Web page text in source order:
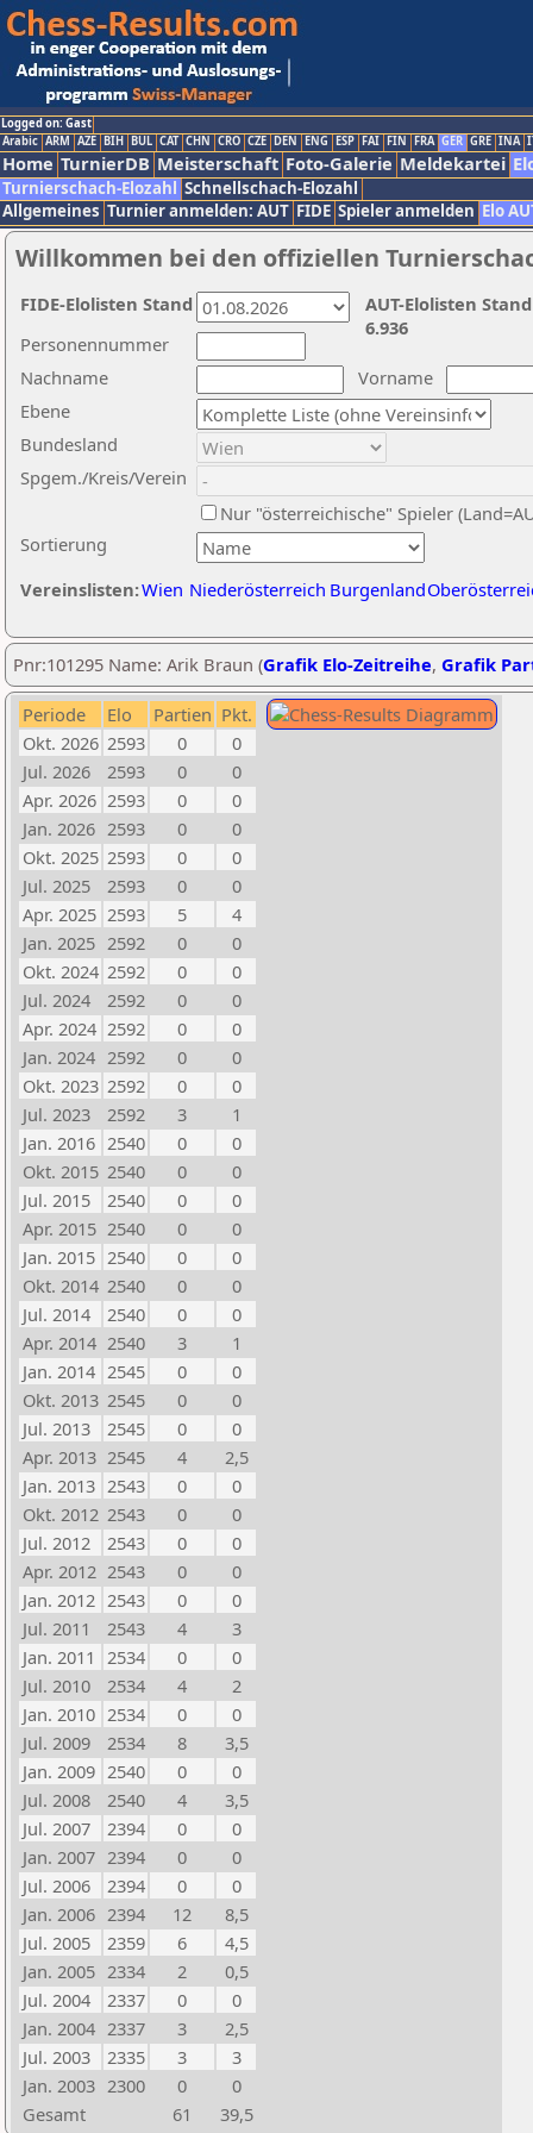
Logged on: Gast
Arabic ARM AZE BIH BUL CAT CHN CRO CZE DEN ENG ESP FAI FIN FRA GER GRE INA
Home TurnierDB Meisterschaft Foto-Galerie Meldekartei
Turnierschach-Elozahl Schnellschach-Elozahl
Allgemeines Turnier anmelden: AUT FIDE Spieler anmelden Elo
Willkommen bei den offiziellen
Nachname
Vorname
Ebene
Sortierung
Personennummer
Bundesland
Spgem./Kreis/Verein
Nur "österreichische" Spieler
Vereinslisten:Wien Niederösterreich Burgenland
AUT-Elolisten
6.936
FIDE-Elolisten Stand
Pnr:101295 Name: Arik Braun (Grafik Elo-Zeitreihe, Grafik
Periode Elo Partien Pkt.
Okt. 2026 2593 0
0
Jul. 2026
2593 0
0
Apr. 2026 2593 0
0
Jan. 2026 2593 0
0
Okt. 2025 2593 0
0
Jul. 2025
2593 0
0
Apr. 2025 2593 5
4
Jan. 2025 2592 0
0
Okt. 2024 2592 0
0
Jul. 2024
2592 0
0
Apr. 2024 2592 0
0
Jan. 2024 2592 0
0
Okt. 2023 2592 0
0
Jul. 2023
2592 3
1
Jan. 2016 2540 0
0
Okt. 2015 2540 0
0
Jul. 2015
2540 0
0
Apr. 2015 2540 0
0
Jan. 2015 2540 0
0
Okt. 2014 2540 0
0
Jul. 2014
2540 0
0
Apr. 2014 2540 3
1
Jan. 2014 2545 0
0
Okt. 2013 2545 0
0
Jul. 2013
2545 0
0
Apr. 2013 2545 4
2,5
Jan. 2013 2543 0
0
Okt. 2012 2543 0
0
Jul. 2012
2543 0
0
Apr. 2012 2543 0
0
Jan. 2012 2543 0
0
Jul. 2011
2543 4
3
Jan. 2011 2534 0
0
Jul. 2010
2534 4
2
Jan. 2010 2534 0
0
Jul. 2009
2534 8
3,5
Jan. 2009 2540 0
0
Jul. 2008
2540 4
3,5
Jul. 2007
2394 0
0
Jan. 2007 2394 0
0
Jul. 2006
2394 0
0
Jan. 2006 2394 12
8,5
Jul. 2005
2359 6
4,5
Jan. 2005 2334 2
0,5
Jul. 2004
2337 0
0
Jan. 2004 2337 3
2,5
Jul. 2003
2335 3
3
Jan. 2003 2300 0
0
Gesamt
61 39,5